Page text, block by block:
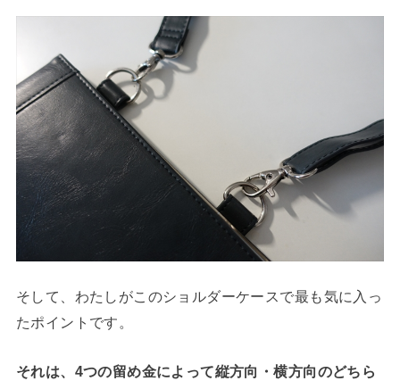
そして、わたしがこのショルダーケースで最も気に入っ
たポイントです。
それは、4つの留め金によって縦方向・横方向のどちら